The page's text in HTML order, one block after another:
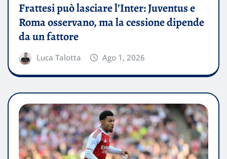
Frattesi può lasciare l’Inter: Juventus e
Roma osservano, ma la cessione dipende
da un fattore
Luca Talotta Ago 1, 2026